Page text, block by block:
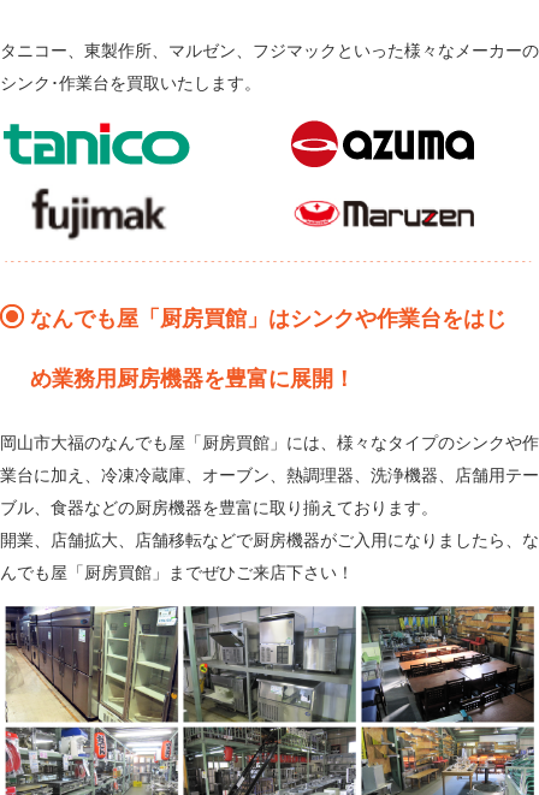
タニコー、東製作所、マルゼン、フジマックといった様々なメーカーの
シンク･作業台を買取いたします。
なんでも屋「厨房買館」はシンクや作業台をはじ
め業務用厨房機器を豊富に展開！
岡山市大福のなんでも屋「厨房買館」には、様々なタイプのシンクや作
業台に加え、冷凍冷蔵庫、オーブン、熱調理器、洗浄機器、店舗用テー
ブル、食器などの厨房機器を豊富に取り揃えております。
開業、店舗拡大、店舗移転などで厨房機器がご入用になりましたら、な
んでも屋「厨房買館」までぜひご来店下さい！